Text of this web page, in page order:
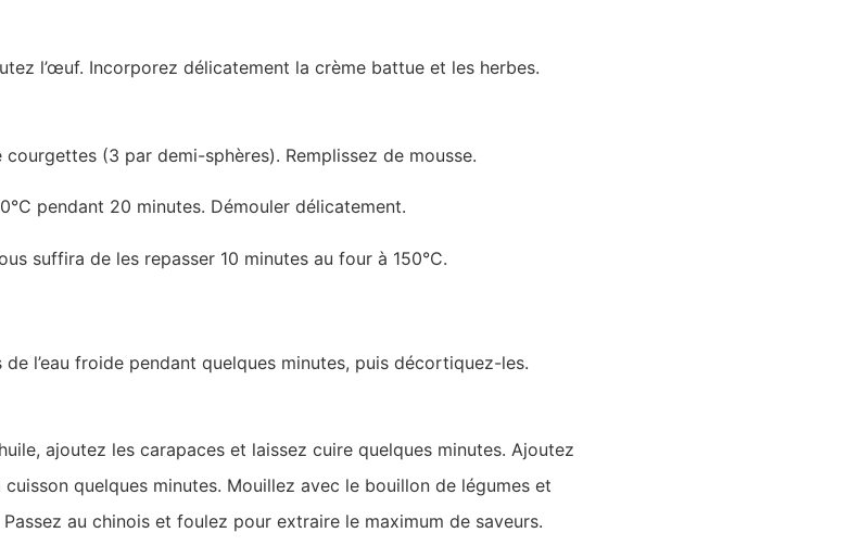
l’œuf. Incorporez délicatement la crème battue et les herbes.
(3 par demi-sphères). Remplissez de mousse.
pendant 20 minutes. Démouler délicatement.
suffira de les repasser 10 minutes au four à 150°C.
l’eau froide pendant quelques minutes, puis décortiquez-les.
ajoutez les carapaces et laissez cuire quelques minutes. Ajoutez
quelques minutes. Mouillez avec le bouillon de légumes et
au chinois et foulez pour extraire le maximum de saveurs.